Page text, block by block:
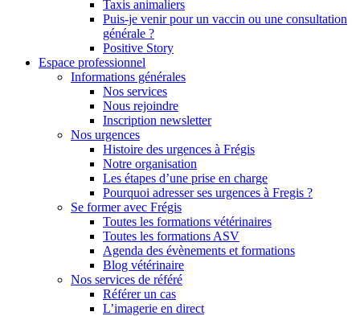
Taxis animaliers
Puis-je venir pour un vaccin ou une consultation
générale ?
Positive Story
Espace professionnel
Informations générales
Nos services
Nous rejoindre
Inscription newsletter
Nos urgences
Histoire des urgences à Frégis
Notre organisation
Les étapes d’une prise en charge
Pourquoi adresser ses urgences à Fregis ?
Se former avec Frégis
Toutes les formations vétérinaires
Toutes les formations ASV
Agenda des évènements et formations
Blog vétérinaire
Nos services de référé
Référer un cas
L’imagerie en direct